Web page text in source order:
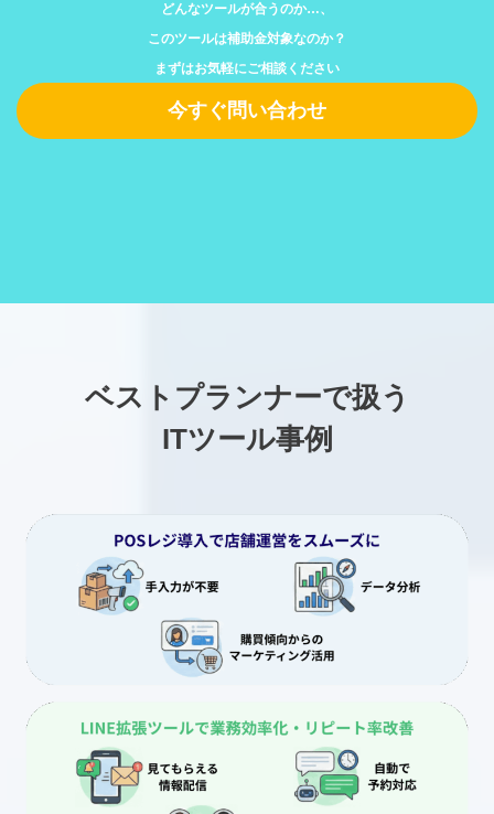
どんなツールが合うのか…、
このツールは補助金対象なのか？
まずはお気軽にご相談ください
今すぐ問い合わせ
ベストプランナーで扱う
ITツール事例